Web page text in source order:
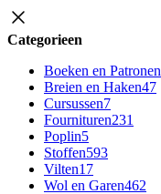
Categorieen
Boeken en Patronen
Breien en Haken47
Cursussen7
Fournituren231
Poplin5
Stoffen593
Vilten17
Wol en Garen462